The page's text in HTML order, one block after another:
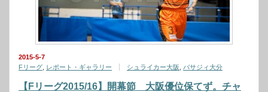
2015-5-7
Fリーグ レポート・ギャラリー シュライカー大阪 バサジィ大分
【Fリーグ2015/16】開幕節 大阪優位保てず。チャ